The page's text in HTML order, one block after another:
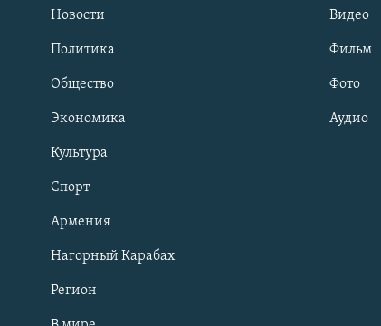
Новости
Политика
Общество
Экономика
Культура
Спорт
Армения
Нагорный Карабах
Регион
Видео
Фильм
Фото
Аудио